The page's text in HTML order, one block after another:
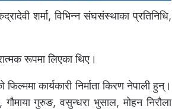
शर्मा, विभिन्न संघसंस्थाका प्रतिनिधि,
रूपमा लिएका थिए।
कार्यकारी निर्माता किरण नेपाली हुन्।
गुरुङ, वसुन्धरा भुसाल, मोहन निरौला